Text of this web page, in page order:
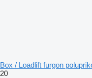
Box / Loadlift furgon
20